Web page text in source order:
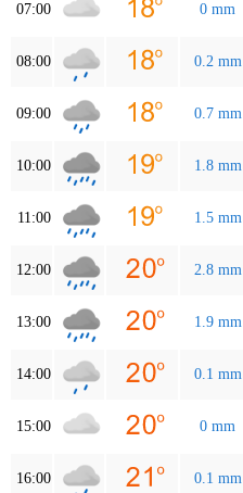
07:00 0 mm
08:00 0.2 mm
09:00 0.7 mm
10:00 1.8 mm
11:00 1.5 mm
12:00 2.8 mm
13:00 1.9 mm
14:00 0.1 mm
15:00 0 mm
16:00 0.1 mm